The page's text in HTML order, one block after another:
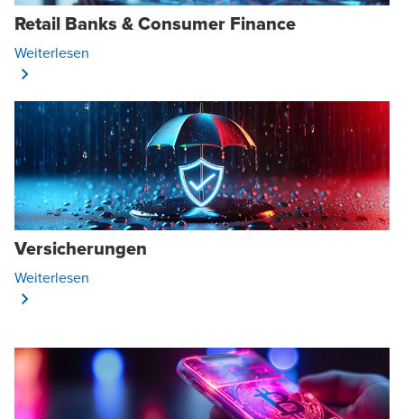
Retail Banks & Consumer Finance
Weiterlesen
Versicherungen
Weiterlesen